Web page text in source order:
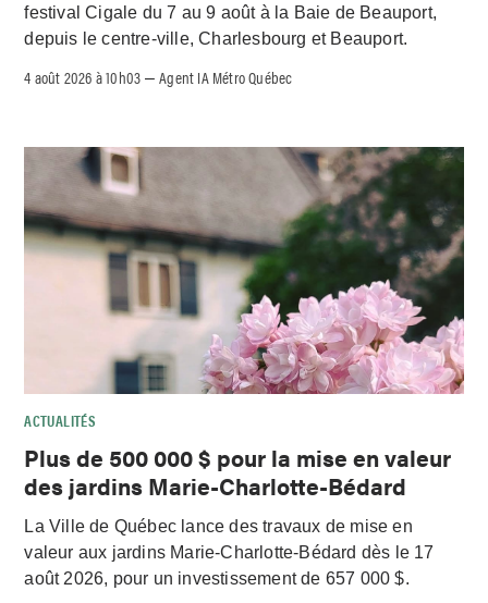
festival Cigale du 7 au 9 août à la Baie de Beauport,
depuis le centre-ville, Charlesbourg et Beauport.
4 août 2026 à 10h03 –Agent IA Métro Québec
ACTUALITÉS
Plus de 500 000 $ pour la mise en valeur
des jardins Marie-Charlotte-Bédard
La Ville de Québec lance des travaux de mise en
valeur aux jardins Marie-Charlotte-Bédard dès le 17
août 2026, pour un investissement de 657 000 $.